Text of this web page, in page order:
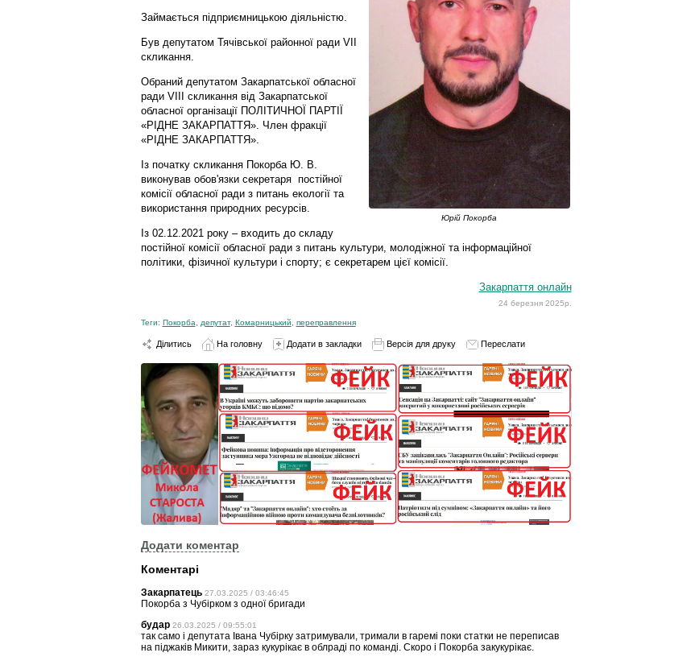
Юрій Покорба
Займається підприємницькою діяльністю.
Був депутатом Тячівської районної ради VІI
скликання.
Обраний депутатом Закарпатської обласної
ради VІIІ скликання від Закарпатської
обласної організації ПОЛІТИЧНОЇ ПАРТІЇ
«РІДНЕ ЗАКАРПАТТЯ». Член фракції
«РІДНЕ ЗАКАРПАТТЯ».
Із початку скликання Покорба Ю. В.
виконував обов'язки секретаря постійної
комісії обласної ради з питань екології та
використання природних ресурсів.
Із 02.12.2021 року – входить до складу
постійної комісії обласної ради з питань культури, молодіжної та інформаційної
політики, фізичної культури і спорту; є секретарем цієї комісії.
Закарпаття онлайн
24 березня 2025р.
Теги: Покорба депутат, Комарницький переправлення
Ділитись На головну Додати в закладки Версія для друку Переслати
Додати коментар
Коментарі
Закарпатець 27.03.2025 / 03:46:45
Покорба з Чубірком з одної бригади
будар 26.03.2025 / 09:55:01
так само і депутата Івана Чубірку затримували, тримали в гаремі поки статки не переписав
на піджаків Микити, зараз кукурікає в облраді по команді. Скоро і Покорба закукурікає.